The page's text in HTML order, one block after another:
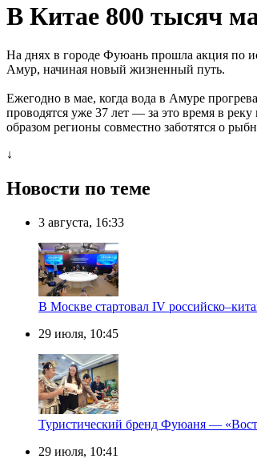
В Китае 800 тысяч
На днях в городе Фуюань прошла акция по
Амур, начиная новый жизненный путь.
Ежегодно в мае, когда вода в Амуре
проводятся уже 37 лет — за это время в
образом регионы совместно заботятся о
↓
Новости по теме
3 августа, 16:33
В Москве стартовал IV
29 июля, 10:45
Туристический бренд Фуюаня —
29 июля, 10:41